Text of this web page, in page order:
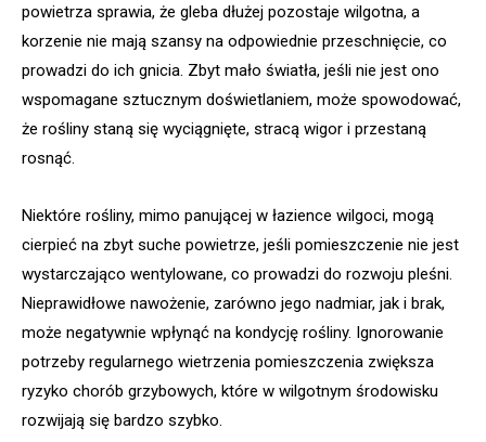
powietrza sprawia, że gleba dłużej pozostaje wilgotna, a
korzenie nie mają szansy na odpowiednie przeschnięcie, co
prowadzi do ich gnicia. Zbyt mało światła, jeśli nie jest ono
wspomagane sztucznym doświetlaniem, może spowodować,
że rośliny staną się wyciągnięte, stracą wigor i przestaną
rosnąć.
Niektóre rośliny, mimo panującej w łazience wilgoci, mogą
cierpieć na zbyt suche powietrze, jeśli pomieszczenie nie jest
wystarczająco wentylowane, co prowadzi do rozwoju pleśni.
Nieprawidłowe nawożenie, zarówno jego nadmiar, jak i brak,
może negatywnie wpłynąć na kondycję rośliny. Ignorowanie
potrzeby regularnego wietrzenia pomieszczenia zwiększa
ryzyko chorób grzybowych, które w wilgotnym środowisku
rozwijają się bardzo szybko.